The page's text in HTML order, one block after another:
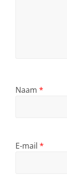
Naam *
E-mail *